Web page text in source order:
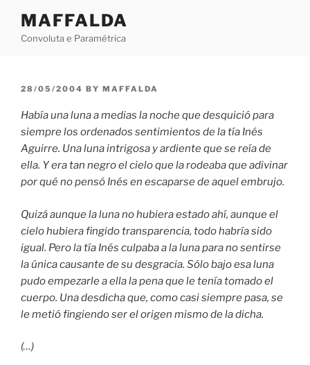
content
MAFFALDA
Convoluta e Paramétrica
POSTED
28/05/2004 BY MAFFALDA
Había una luna a medias la noche que desquició para
siempre los ordenados sentimientos de la tía Inés
Aguirre. Una luna intrigosa y ardiente que se reía de
ella. Y era tan negro el cielo que la rodeaba que adivinar
por qué no pensó Inés en escaparse de aquel embrujo.
Quizá aunque la luna no hubiera estado ahí, aunque el
cielo hubiera fingido transparencia, todo habría sido
igual. Pero la tía Inés culpaba a la luna para no sentirse
la única causante de su desgracia. Sólo bajo esa luna
pudo empezarle a ella la pena que le tenía tomado el
cuerpo. Una desdicha que, como casi siempre pasa, se
le metió fingiendo ser el origen mismo de la dicha.
(…)